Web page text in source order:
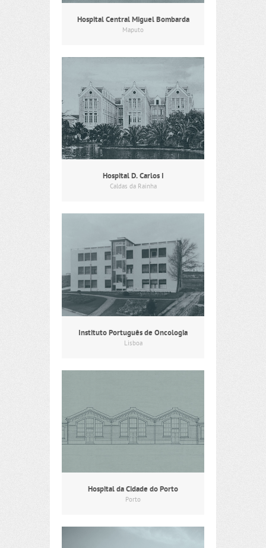
Hospital Central Miguel Bombarda
Maputo
Hospital D. Carlos I
Caldas da Rainha
Instituto Português de Oncologia
Lisboa
Hospital da Cidade do Porto
Porto